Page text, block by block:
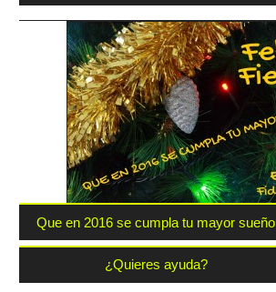
Que en 2016 se cumpla tu mayor sueño
¿Quieres ayuda?